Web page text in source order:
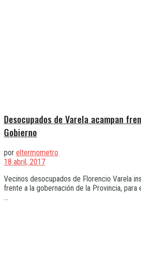
Desocupados de Varela acampan
Gobierno
por eltermometro
18 abril, 2017
Vecinos desocupados de Florencio Varela
frente a la gobernación de la Provincia, para
...